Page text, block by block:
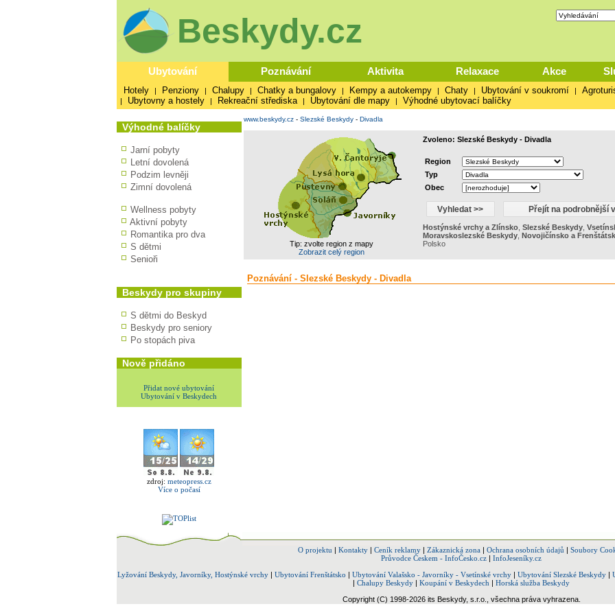
Beskydy.cz
Ubytování Poznávání Aktivita Relaxace Akce
Hotely | Penziony | Chalupy | Chatky a bungalovy | Kempy a autokempy | Chaty | Ubytování v soukromí |
| Ubytovny a hostely | Rekreační střediska | Ubytování dle mapy | Výhodné ubytovací balíčky
Výhodné balíčky
Jarní pobyty
Letní dovolená
Podzim levněji
Zimní dovolená
Wellness pobyty
Aktivní pobyty
Romantika pro dva
S dětmi
Senioři
Beskydy pro skupiny
S dětmi do Beskyd
Beskydy pro seniory
Po stopách piva
Nově přidáno
Přidat nové ubytování
Ubytování v Beskydech
zdroj: meteopress.cz
Více o počasí
www.beskydy.cz- Slezské Beskydy- Divadla
Tip: zvolte region z mapy
Zobrazit celý region
Zvoleno: Slezské Beskydy - Divadla
Region
Typ
Obec
Hostýnské vrchy a Zlínsko, Slezské Beskydy,
Moravskoslezské Beskydy, Novojičínsko a
Polsko
Poznávání - Slezské Beskydy - Divadla
O projektu | Kontakty| Ceník reklamy| Zákaznická zona| Ochrana osobních údajů | Soubory
Průvodce Českem - InfoČesko.cz | InfoJeseníky.cz
Lyžování Beskydy, Javorníky, Hostýnské vrchy | Ubytování Frenštátsko | Ubytování Valašsko - Javorníky - Vsetínské vrchy | Ubytování Slezské Beskydy |
| Chalupy Beskydy | Koupání v Beskydech | Horská služba Beskydy
Copyright (C) 1998-2026 its Beskydy, s.r.o., všechna práva vyhrazena.